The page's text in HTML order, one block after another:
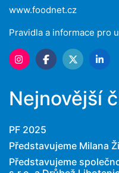
www.foodnet.cz
Pravidla a informace pro
Nejnovější
PF 2025
Představujeme Milana
Představujeme